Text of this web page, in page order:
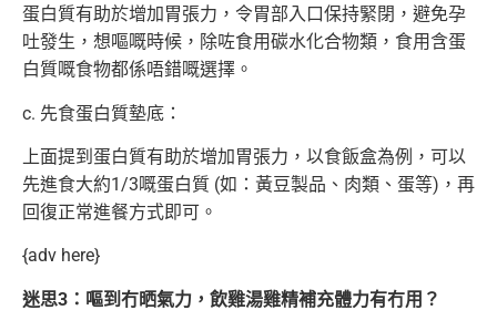
蛋白質有助於增加胃張力，令胃部入口保持緊閉，避免孕
吐發生，想嘔嘅時候，除咗食用碳水化合物類，食用含蛋
白質嘅食物都係唔錯嘅選擇。
c. 先食蛋白質墊底：
上面提到蛋白質有助於增加胃張力，以食飯盒為例，可以
先進食大約1/3嘅蛋白質 (如：黃豆製品、肉類、蛋等)，再
回復正常進餐方式即可。
{adv here}
迷思3：嘔到冇晒氣力，飲雞湯雞精補充體力有冇用？